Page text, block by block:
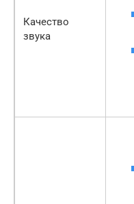
Качество
звука